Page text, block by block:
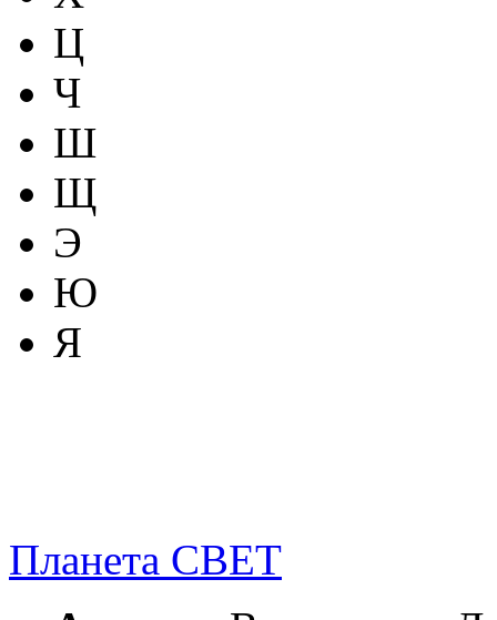
Ц
Ч
Ш
Щ
Э
Ю
Я
Планета СВЕТ